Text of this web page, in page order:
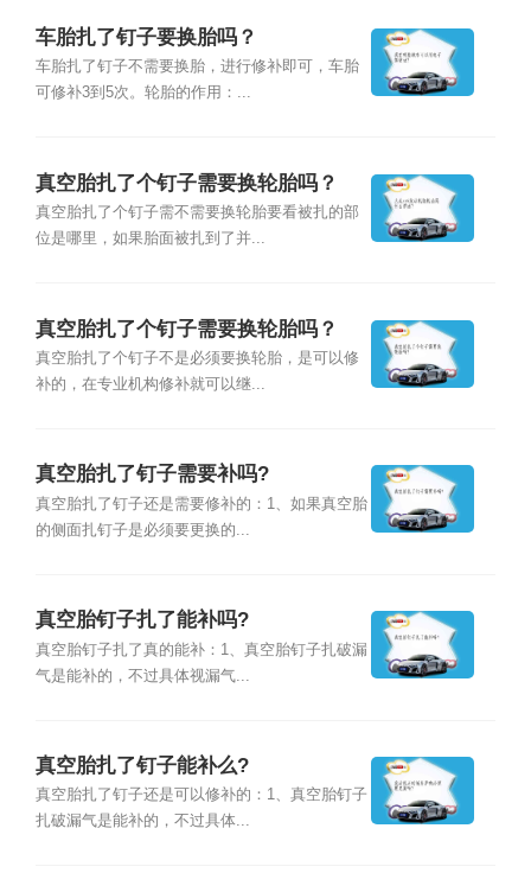
车胎扎了钉子要换胎吗？
车胎扎了钉子不需要换胎，进行修补即可，车胎
可修补3到5次。轮胎的作用：...
真空胎扎了个钉子需要换轮胎吗？
真空胎扎了个钉子需不需要换轮胎要看被扎的部
位是哪里，如果胎面被扎到了并...
真空胎扎了个钉子需要换轮胎吗？
真空胎扎了个钉子不是必须要换轮胎，是可以修
补的，在专业机构修补就可以继...
真空胎扎了钉子需要补吗?
真空胎扎了钉子还是需要修补的：1、如果真空胎
的侧面扎钉子是必须要更换的...
真空胎钉子扎了能补吗?
真空胎钉子扎了真的能补：1、真空胎钉子扎破漏
气是能补的，不过具体视漏气...
真空胎扎了钉子能补么?
真空胎扎了钉子还是可以修补的：1、真空胎钉子
扎破漏气是能补的，不过具体...